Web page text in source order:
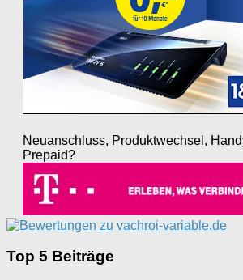
Neuanschluss, Produktwechsel,
Prepaid?
Top 5 Beiträge